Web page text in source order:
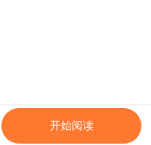
开始阅读